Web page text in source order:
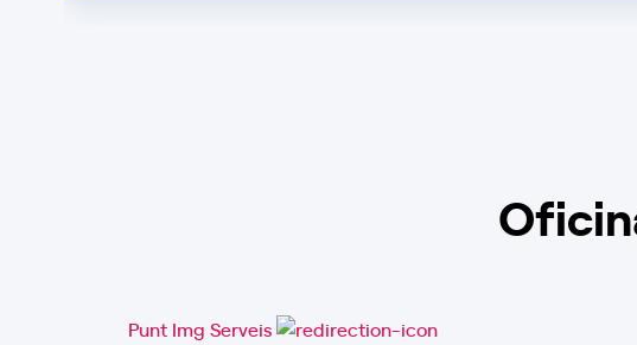
Punt Img Serveis